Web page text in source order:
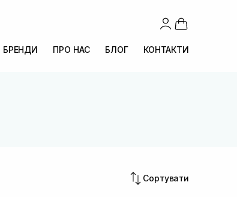
БРЕНДИ ПРО НАС БЛОГ КОНТАКТИ
Сортувати